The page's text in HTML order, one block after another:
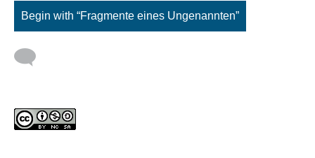
Begin with “Fragmente eines Ungenannten”